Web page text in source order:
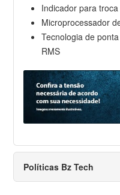
Indicador para
Microprocessador
Tecnologia de
RMS
Políticas Bz Tech